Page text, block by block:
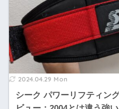
2024.04.29 Mon
シーク パワーリフティン